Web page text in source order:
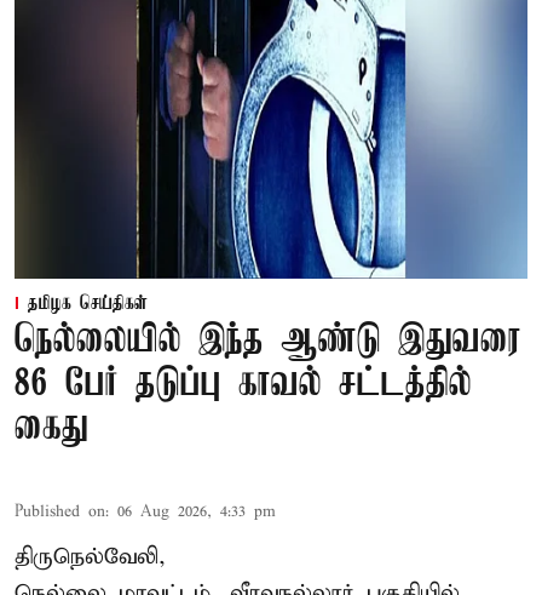
தமிழக செய்திகள்
நெல்லையில் இந்த ஆண்டு இதுவரை
86 பேர் தடுப்பு காவல் சட்டத்தில்
கைது
Published on: 06 Aug 2026, 4:33 pm
திருநெல்வேலி,